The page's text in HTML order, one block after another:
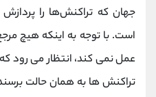
جهان که تراکنش‌ها را
است. با توجه به اینکه هیچ
عمل نمی کند، انتظار می رود